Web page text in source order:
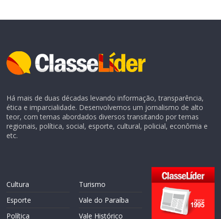
Há mais de duas décadas levando informação, transparência,
ética e imparcialidade. Desenvolvemos um jornalismo de alto
teor, com temas abordados diversos transitando por temas
regionais, política, social, esporte, cultural, policial, econômia e
etc.
Cultura
Esporte
Política
Turismo
Vale do Paraíba
Vale Histórico